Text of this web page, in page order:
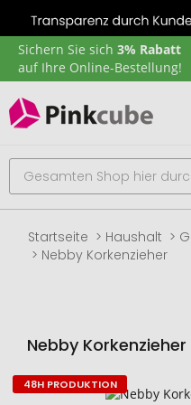
Sichern Sie sich 3% Rabatt
auf Ihre Online-Bestellung!
Startseite Haushalt
Nebby Korkenzieher
Nebby Korkenzieher
Zum
48H PRODUKTION